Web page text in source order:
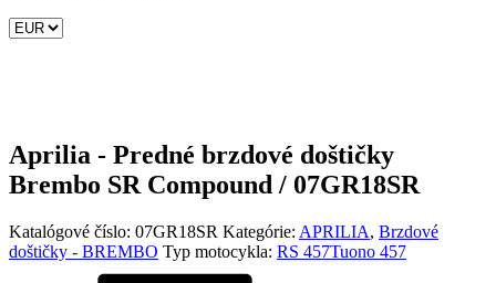
Aprilia - Predné brzdové doštičky
Brembo SR Compound / 07GR18SR
Katalógové číslo: 07GR18SR Kategórie: APRILIA, Brzdové
doštičky - BREMBO Typ motocykla: RS 457Tuono 457